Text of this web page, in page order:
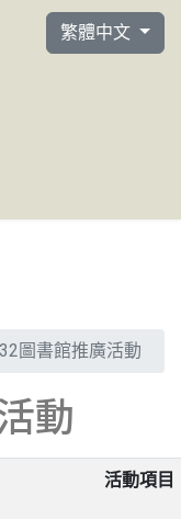
選擇你的語言
繁體中文
圖書館推廣活動
動
活動項目